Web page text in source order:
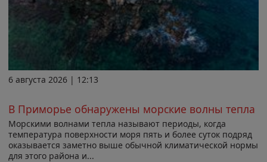
6 августа 2026 | 12:13
В Приморье обнаружены морские волны тепла
Морскими волнами тепла называют периоды, когда
температура поверхности моря пять и более суток подряд
оказывается заметно выше обычной климатической нормы
для этого района и...